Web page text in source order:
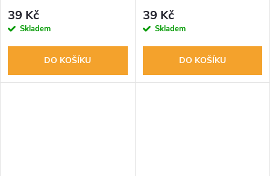
39 Kč
Skladem
DO KOŠÍKU
39 Kč
Skladem
DO KOŠÍKU